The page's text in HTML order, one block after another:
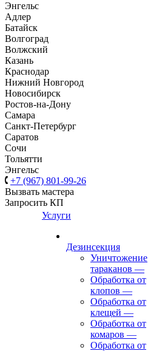
Энгельс
Адлер
Батайск
Волгоград
Волжский
Казань
Краснодар
Нижний Новгород
Новосибирск
Ростов-на-Дону
Самара
Санкт-Петербург
Саратов
Сочи
Тольятти
Энгельс
+7 (967) 801-99-26
Вызвать мастера
Запросить КП
Услуги
Дезинсекция
Уничтожение
тараканов —
Обработка от
клопов —
Обработка от
клещей —
Обработка от
комаров —
Обработка от